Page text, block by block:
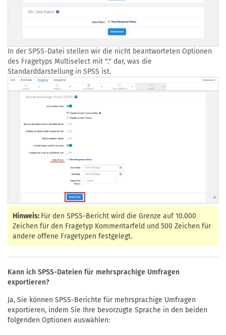
In der SPSS-Datei stellen wir die nicht beantworteten Optionen
des Fragetyps Multiselect mit "." dar, was die
Standarddarstellung in SPSS ist.
Hinweis: Für den SPSS-Bericht wird die Grenze auf 10.000
Zeichen für den Fragetyp Kommentarfeld und 500 Zeichen für
andere offene Fragetypen festgelegt.
Kann ich SPSS-Dateien für mehrsprachige Umfragen
exportieren?
Ja, Sie können SPSS-Berichte für mehrsprachige Umfragen
exportieren, indem Sie Ihre bevorzugte Sprache in den beiden
folgenden Optionen auswählen: